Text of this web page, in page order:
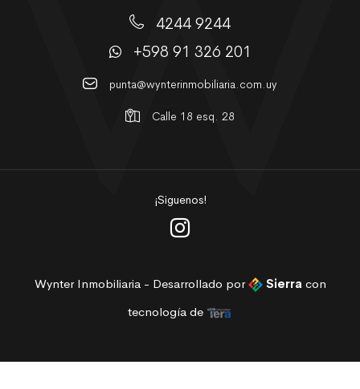
4244 9244
+598 91 326 201
punta@wynterinmobiliaria.com.uy
Calle 18 esq. 28
¡Siguenos!
Wynter Inmobiliaria - Desarrollado por Sierra con
tecnología de